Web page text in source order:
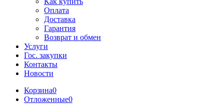
Оплата
Доставка
Гарантия
Возврат и обмен
Услуги
Гос. закупки
Контакты
Новости
Корзина0
Отложенные0